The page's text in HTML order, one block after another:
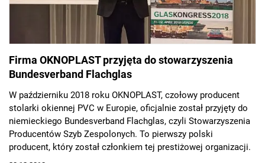
Firma OKNOPLAST przyjęta do stowarzyszenia
Bundesverband Flachglas
W październiku 2018 roku OKNOPLAST, czołowy producent
stolarki okiennej PVC w Europie, oficjalnie został przyjęty do
niemieckiego Bundesverband Flachglas, czyli Stowarzyszenia
Producentów Szyb Zespolonych. To pierwszy polski
producent, który został członkiem tej prestiżowej organizacji.